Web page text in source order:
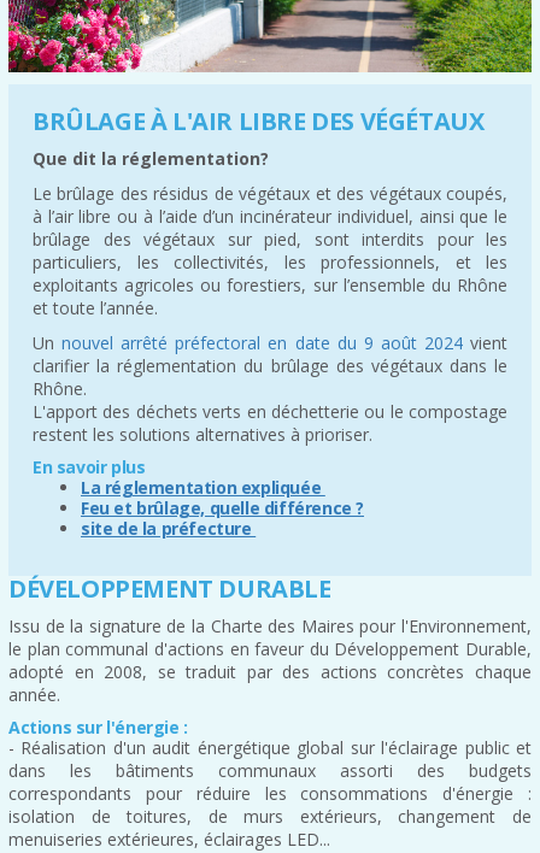
BRÛLAGE À L'AIR LIBRE DES VÉGÉTAUX
Que dit la réglementation?
Le brûlage des résidus de végétaux et des végétaux coupés,
à l’air libre ou à l’aide d’un incinérateur individuel, ainsi que le
brûlage des végétaux sur pied, sont interdits pour les
particuliers, les collectivités, les professionnels, et les
exploitants agricoles ou forestiers, sur l’ensemble du Rhône
et toute l’année.
Unnouvel arrêté préfectoral en date du 9 août 2024vient
clarifier la réglementation du brûlage des végétaux dans le
Rhône.
L'apport des déchets verts en déchetterie ou le compostage
restent les solutions alternatives à prioriser.
En savoir plus
La réglementation expliquée
Feu et brûlage, quelle différence ?
site de la préfecture
DÉVELOPPEMENT DURABLE
Issu de la signature de la Charte des Maires pour l'Environnement,
le plan communal d'actions en faveur du Développement Durable,
adopté en 2008, se traduit par des actions concrètes chaque
année.
Actions sur l'énergie :
- Réalisation d'un audit énergétique global sur l'éclairage public et
dans les bâtiments communaux assorti des budgets
correspondants pour réduire les consommations d'énergie :
isolation de toitures, de murs extérieurs, changement de
menuiseries extérieures, éclairages LED...